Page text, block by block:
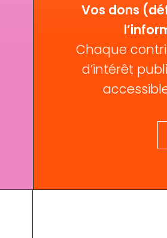
Vos dons
Chaque
d’intérêt